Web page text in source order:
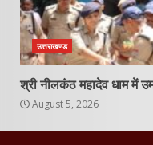
उत्तराखण्ड
श्री नीलकंठ महादेव धाम में
August 5, 2026